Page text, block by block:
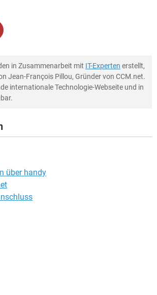
in Zusammenarbeit mit IT-Experten erstellt,
Jean-François Pillou, Gründer von CCM.net.
internationale Technologie-Webseite und in
über handy